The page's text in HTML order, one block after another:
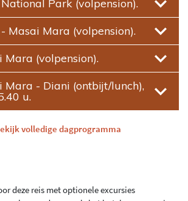
Park (volpension).
Masai Mara (volpension).
Mara (volpension).
Mara - Diani (ontbijt/lunch),
u.
volledige dagprogramma
deze reis met optionele excursies